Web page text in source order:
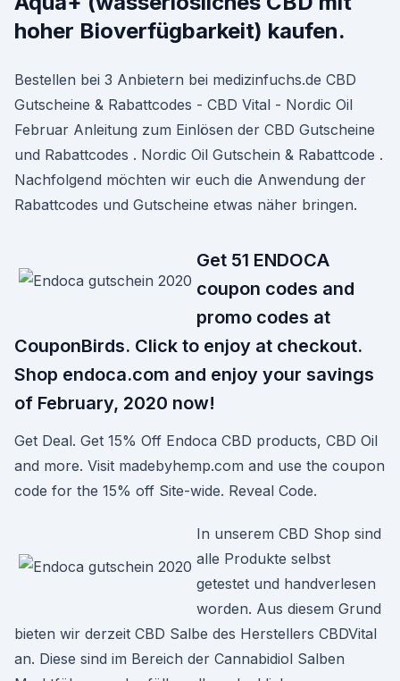
hoher Bioverfügbarkeit) kaufen.
Bestellen bei 3 Anbietern bei medizinfuchs.de CBD
Gutscheine & Rabattcodes - CBD Vital - Nordic Oil
Februar Anleitung zum Einlösen der CBD Gutscheine
und Rabattcodes . Nordic Oil Gutschein & Rabattcode .
Nachfolgend möchten wir euch die Anwendung der
Rabattcodes und Gutscheine etwas näher bringen.
Get 51 ENDOCA
coupon codes and
promo codes at
CouponBirds. Click to enjoy at checkout.
Shop endoca.com and enjoy your savings
of February, 2020 now!
Get Deal. Get 15% Off Endoca CBD products, CBD Oil
and more. Visit madebyhemp.com and use the coupon
code for the 15% off Site-wide. Reveal Code.
In unserem CBD Shop sind
alle Produkte selbst
getestet und handverlesen
worden. Aus diesem Grund
bieten wir derzeit CBD Salbe des Herstellers CBDVital
an. Diese sind im Bereich der Cannabidiol Salben